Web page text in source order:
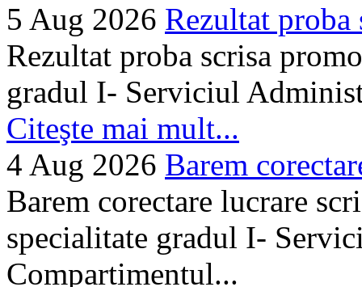
5 Aug 2026 Rezultat proba
Rezultat proba scrisa
gradul I- Serviciul
Citeşte mai mult...
4 Aug 2026 Barem
Barem corectare lucrare
specialitate gradul I-
Compartimentul...